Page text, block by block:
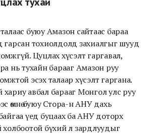
буюу Амазон сайтаас бараа
гарсан тохиолдолд захиалгыг шууд
Цуцлах хүсэлт гаргавал,
нь тухайн барааг Амазон руу
эсэх талаар хүсэлт гаргана.
авбал барааг Монгол улс руу
өмнө буюу Стора-н АНУ дахь
үед буцаах ба АНУ доторх
холбоотой бүхий л зардлуудыг